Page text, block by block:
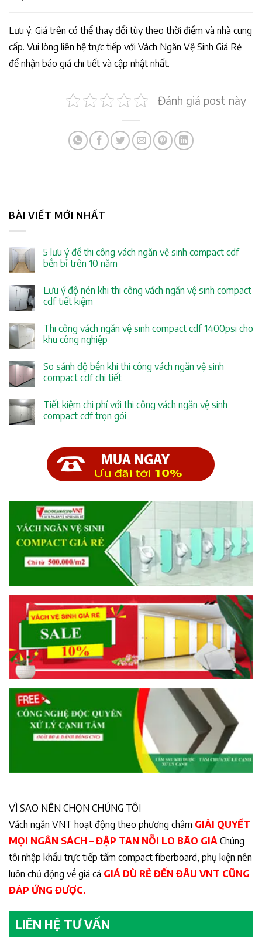
Lưu ý: Giá trên có thể thay đổi tùy theo thời điểm và nhà cung
cấp. Vui lòng liên hệ trực tiếp với Vách Ngăn Vệ Sinh Giá Rẻ
để nhận báo giá chi tiết và cập nhật nhất.
Đánh giá post này
BÀI VIẾT MỚI NHẤT
5 lưu ý để thi công vách ngăn vệ sinh compact cdf
bền bỉ trên 10 năm
Lưu ý độ nén khi thi công vách ngăn vệ sinh compact
cdf tiết kiệm
Thi công vách ngăn vệ sinh compact cdf 1400psi cho
khu công nghiệp
So sánh độ bền khi thi công vách ngăn vệ sinh
compact cdf chi tiết
Tiết kiệm chi phí với thi công vách ngăn vệ sinh
compact cdf trọn gói
VÌ SAO NÊN CHỌN CHÚNG TÔI
Vách ngăn VNT hoạt động theo phương châm GIẢI QUYẾT
MỌI NGÂN SÁCH – ĐẬP TAN NỖI LO BÃO GIÁ Chúng
tôi nhập khẩu trực tiếp tấm compact fiberboard, phụ kiện nên
luôn chủ động về giá cả GIÁ DÙ RẺ ĐẾN ĐÂU VNT CŨNG
ĐÁP ỨNG ĐƯỢC.
LIÊN HỆ TƯ VẤN